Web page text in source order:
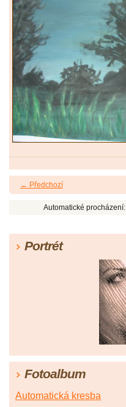
← Předchozí
Automatické procházení:
Portrét
Fotoalbum
Automatická kresba